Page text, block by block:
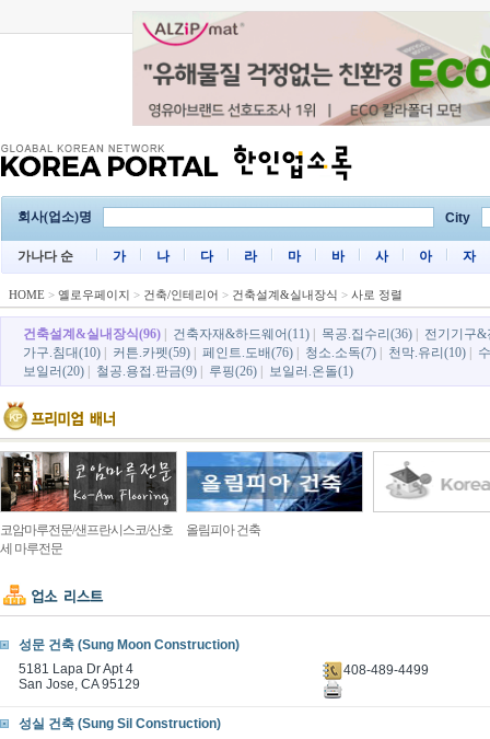
회사(업소)명 City
가나다 순 가 나 다 라 마 바 사 아 자
HOME > 옐로우페이지 > 건축/인테리어 > 건축설계&실내장식 > 사로 정렬
건축설계&실내장식(96) 건축자재&하드웨어(11) 목공.집수리(36)
전기기구&
가구.침대(10)
커튼.카펫(59) 페인트.도배(76) 청소.소독(7) 천막.유리(10)
보일러(20)
철공.용접.판금(9) 루핑(26) 보일러.온돌(1)
코암마루전문/샌프란시스코/산호
세 마루전문
올림피아 건축
성문 건축 (Sung Moon Construction)
5181 Lapa Dr Apt 4
San Jose, CA 95129
408-489-4499
성실 건축 (Sung Sil Construction)